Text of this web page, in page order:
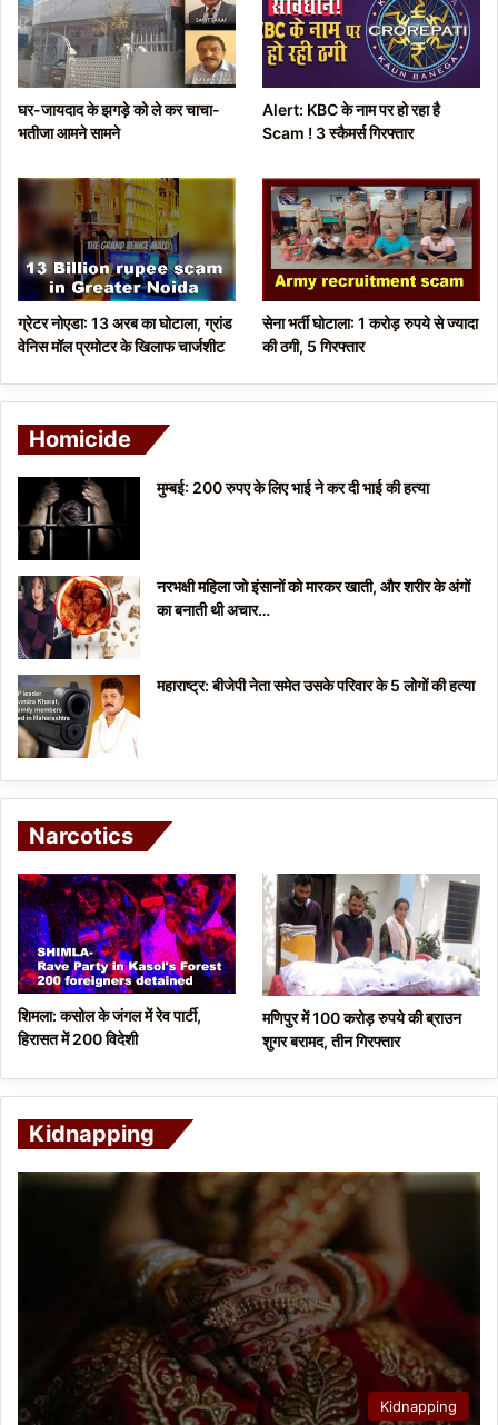
u
p
e
g
e
घर-जायदाद के झगड़े को ले कर चाचा-
भतीजा आमने सामने
Alert: KBC के नाम पर हो रहा है
Scam ! 3 स्कैमर्स गिरफ्तार
ग्रेटर नोएडा: 13 अरब का घोटाला, ग्रांड
वेनिस मॉल प्रमोटर के खिलाफ चार्जशीट
सेना भर्ती घोटाला: 1 करोड़ रुपये से ज्यादा
की ठगी, 5 गिरफ्तार
Homicide
मुम्बई: 200 रुपए के लिए भाई ने कर दी भाई की हत्या
नरभक्षी महिला जो इंसानों को मारकर खाती, और शरीर के अंगों
का बनाती थी अचार…
महाराष्ट्र: बीजेपी नेता समेत उसके परिवार के 5 लोगों की हत्या
Narcotics
शिमला: कसोल के जंगल में रेव पार्टी,
हिरासत में 200 विदेशी
मणिपुर में 100 करोड़ रुपये की ब्राउन
शुगर बरामद, तीन गिरफ्तार
Kidnapping
Kidnapping